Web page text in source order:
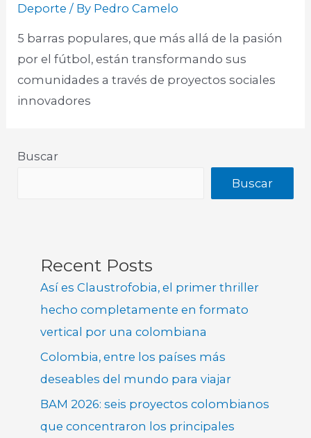
Deporte / By Pedro Camelo
5 barras populares, que más allá de la pasión
por el fútbol, están transformando sus
comunidades a través de proyectos sociales
innovadores
Buscar
Buscar
Recent Posts
Así es Claustrofobia, el primer thriller
hecho completamente en formato
vertical por una colombiana
Colombia, entre los países más
deseables del mundo para viajar
BAM 2026: seis proyectos colombianos
que concentraron los principales